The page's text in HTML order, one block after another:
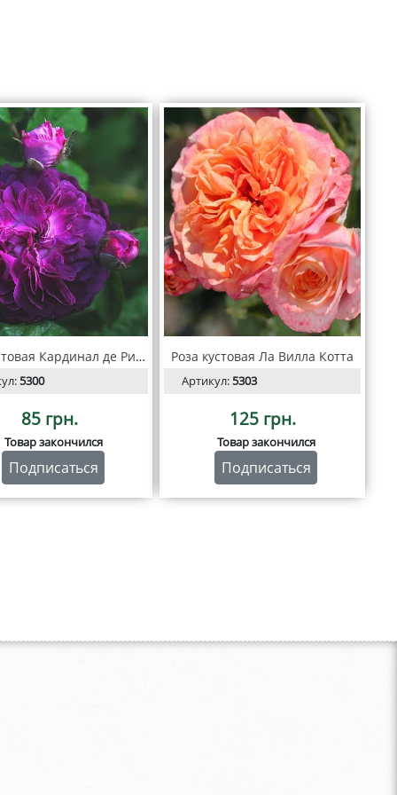
Роза кустовая Кардинал де Ришелье
5300
85 грн.
Товар закончился
Подписаться
Роза кустовая Ла Вилла Котта
Артикул:5303
125 грн.
Товар закончился
Подписаться